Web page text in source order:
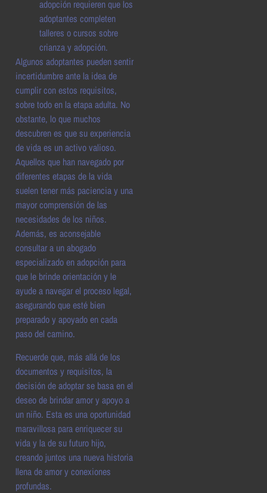
adopción requieren que los
adoptantes completen
talleres o cursos sobre
crianza y adopción.
Algunos adoptantes pueden sentir
incertidumbre ante la idea de
cumplir con estos requisitos,
sobre todo en la etapa adulta. No
obstante, lo que muchos
descubren es que su experiencia
de vida es un activo valioso.
Aquellos que han navegado por
diferentes etapas de la vida
suelen tener más paciencia y una
mayor comprensión de las
necesidades de los niños.
Además, es aconsejable
consultar a un abogado
especializado en adopción para
que le brinde orientación y le
ayude a navegar el proceso legal,
asegurando que esté bien
preparado y apoyado en cada
paso del camino.
Recuerde que, más allá de los
documentos y requisitos, la
decisión de adoptar se basa en el
deseo de brindar amor y apoyo a
un niño. Esta es una oportunidad
maravillosa para enriquecer su
vida y la de su futuro hijo,
creando juntos una nueva historia
llena de amor y conexiones
profundas.